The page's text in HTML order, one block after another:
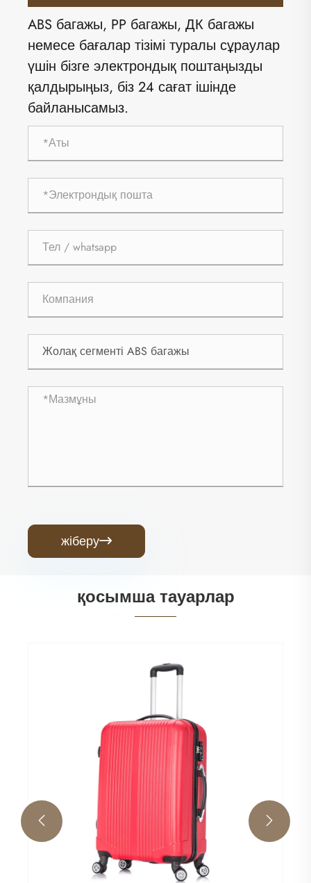
ABS багажы, PP багажы, ДК багажы
немесе бағалар тізімі туралы сұраулар
үшін бізге электрондық поштаңызды
қалдырыңыз, біз 24 сағат ішінде
байланысамыз.
жіберу
қосымша тауарлар
 